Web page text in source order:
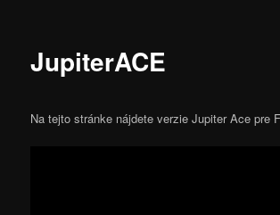
JupiterACE
Na tejto stránke nájdete verzie Jupiter Ace pre